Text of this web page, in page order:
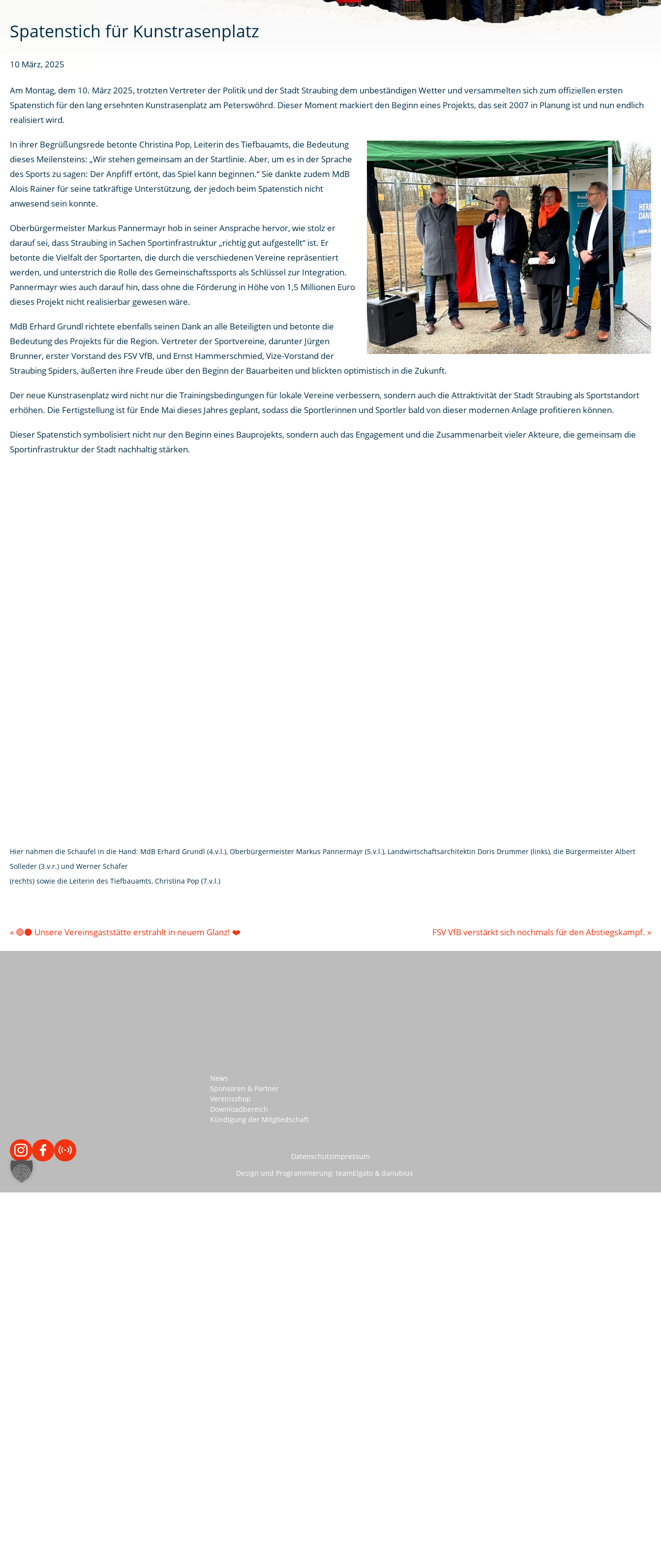
Spatenstich für Kunstrasenplatz
10 März, 2025
Am Montag, dem 10. März 2025, trotzten Vertreter der Politik und der Stadt Straubing dem unbeständigen Wetter und versammelten sich zum offiziellen ersten
Spatenstich für den lang ersehnten Kunstrasenplatz am Peterswöhrd. Dieser Moment markiert den Beginn eines Projekts, das seit 2007 in Planung ist und nun endlich
realisiert wird.​
In ihrer Begrüßungsrede betonte Christina Pop, Leiterin des Tiefbauamts, die Bedeutung
dieses Meilensteins: „Wir stehen gemeinsam an der Startlinie. Aber, um es in der Sprache
des Sports zu sagen: Der Anpfiff ertönt, das Spiel kann beginnen.“ Sie dankte zudem MdB
Alois Rainer für seine tatkräftige Unterstützung, der jedoch beim Spatenstich nicht
anwesend sein konnte.​
Oberbürgermeister Markus Pannermayr hob in seiner Ansprache hervor, wie stolz er
darauf sei, dass Straubing in Sachen Sportinfrastruktur „richtig gut aufgestellt“ ist. Er
betonte die Vielfalt der Sportarten, die durch die verschiedenen Vereine repräsentiert
werden, und unterstrich die Rolle des Gemeinschaftssports als Schlüssel zur Integration.
Pannermayr wies auch darauf hin, dass ohne die Förderung in Höhe von 1,5 Millionen Euro
dieses Projekt nicht realisierbar gewesen wäre.​
MdB Erhard Grundl richtete ebenfalls seinen Dank an alle Beteiligten und betonte die
Bedeutung des Projekts für die Region. Vertreter der Sportvereine, darunter Jürgen
Brunner, erster Vorstand des FSV VfB, und Ernst Hammerschmied, Vize-Vorstand der
Straubing Spiders, äußerten ihre Freude über den Beginn der Bauarbeiten und blickten optimistisch in die Zukunft.​
Der neue Kunstrasenplatz wird nicht nur die Trainingsbedingungen für lokale Vereine verbessern, sondern auch die Attraktivität der Stadt Straubing als Sportstandort
erhöhen. Die Fertigstellung ist für Ende Mai dieses Jahres geplant, sodass die Sportlerinnen und Sportler bald von dieser modernen Anlage profitieren können.​
Dieser Spatenstich symbolisiert nicht nur den Beginn eines Bauprojekts, sondern auch das Engagement und die Zusammenarbeit vieler Akteure, die gemeinsam die
Sportinfrastruktur der Stadt nachhaltig stärken.
Hier nahmen die Schaufel in die Hand: MdB Erhard Grundl (4.v.l.), Oberbürgermeister Markus Pannermayr (5.v.l.), Landwirtschaftsarchitektin Doris Drummer (links), die Bürgermeister Albert
Solleder (3.v.r.) und Werner Schäfer
(rechts) sowie die Leiterin des Tiefbauamts, Christina Pop (7.v.l.)
« 🔴⚫ Unsere Vereinsgaststätte erstrahlt in neuem Glanz! ❤️ FSV VfB verstärkt sich nochmals für den Abstiegskampf. »
News
Sponsoren & Partner
Vereinsshop
Downloadbereich
Kündigung der Mitgliedschaft
DatenschutzImpressum
Design und Programmierung: teamElgato& danubius